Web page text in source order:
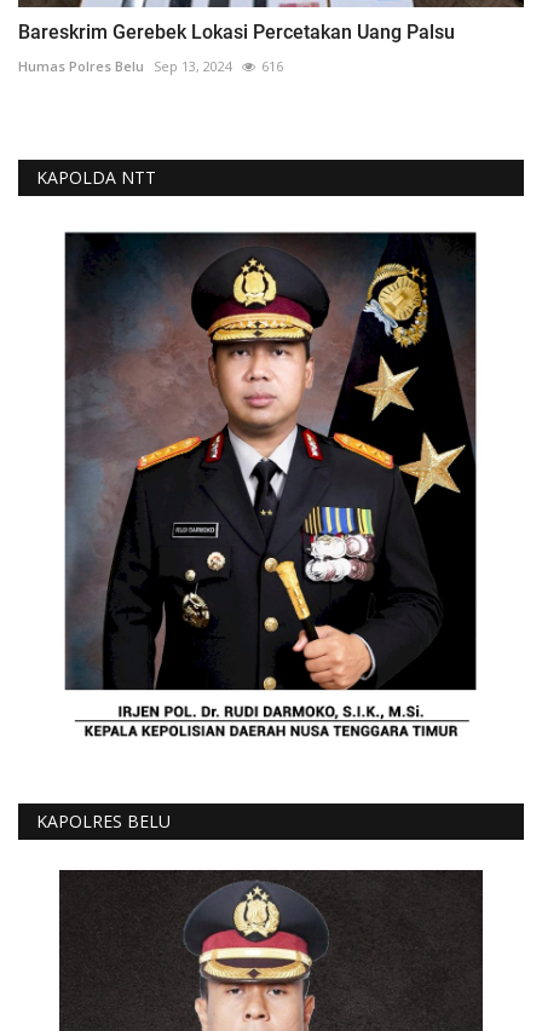
Bareskrim Gerebek Lokasi Percetakan Uang Palsu
Humas Polres Belu Sep 13, 2024 616
KAPOLDA NTT
KAPOLRES BELU